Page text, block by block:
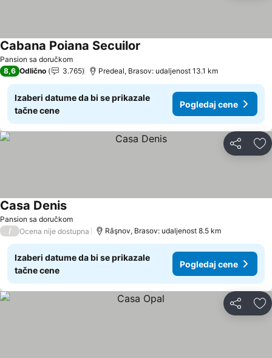
Pansion sa doručkom
Cabana Poiana Secuilor
8,6 Odlično 3.765 Predeal, Brasov: udaljenost 13.1 km
Izaberi datume da bi se prikazale
tačne cene
Pogledaj cene
Deli
Pansion sa doručkom
Casa Denis
/ Ocena nije dostupna Râşnov, Brasov: udaljenost 8.5 km
Izaberi datume da bi se prikazale
tačne cene
Pogledaj cene
Deli